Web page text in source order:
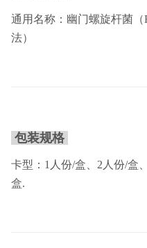
通用名称：幽门螺旋杆菌
法）
包装规格
卡型：1人份/盒、2人份/盒
盒.